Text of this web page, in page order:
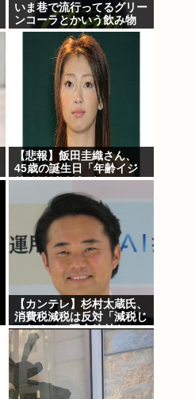
いま巷で流行ってるグリー
ンコーラとかいう飲み物
www
【悲報】飯田圭織さん、
45歳の誕生日「年齢イジ
リはほどほどにね」
【カンテレ】杉村太蔵氏、
消費税減税は反対「減税じ
ゃなくて、現金給付を」